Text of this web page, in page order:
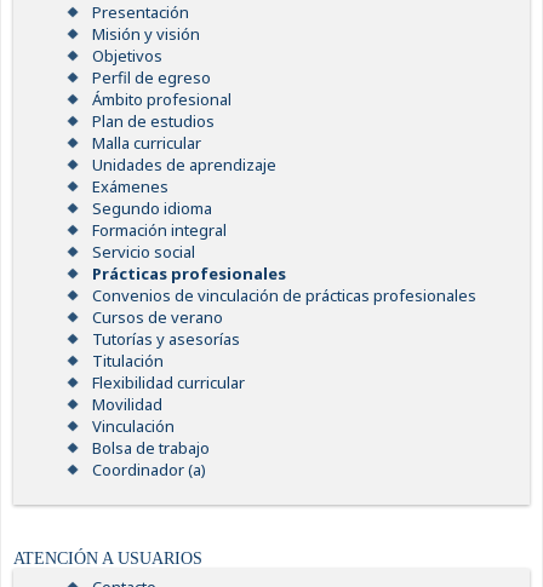
Presentación
Misión y visión
Objetivos
Perfil de egreso
Ámbito profesional
Plan de estudios
Malla curricular
Unidades de aprendizaje
Exámenes
Segundo idioma
Formación integral
Servicio social
Prácticas profesionales
Convenios de vinculación de prácticas profesionales
Cursos de verano
Tutorías y asesorías
Titulación
Flexibilidad curricular
Movilidad
Vinculación
Bolsa de trabajo
Coordinador (a)
ATENCIÓN A USUARIOS